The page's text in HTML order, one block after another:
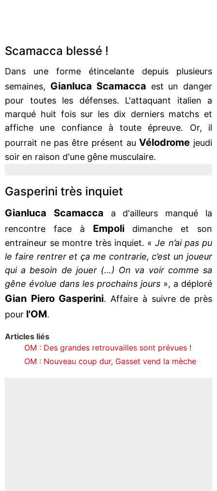
Scamacca blessé !
Dans une forme étincelante depuis plusieurs
semaines, Gianluca Scamacca est un danger
pour toutes les défenses. L'attaquant italien a
marqué huit fois sur les dix derniers matchs et
affiche une confiance à toute épreuve. Or, il
pourrait ne pas être présent auVélodrome jeudi
soir en raison d'une gêne musculaire.
Gasperini très inquiet
Gianluca Scamacca a d'ailleurs manqué la
rencontre face à Empolidimanche et son
entraineur se montre très inquiet. «Je n’ai pas pu
le faire rentrer et ça me contrarie, c’est un joueur
qui a besoin de jouer (…) On va voir comme sa
gêne évolue dans les prochains jours », a déploré
Gian Piero Gasperini. Affaire à suivre de près
pour l'OM.
Articles liés
OM : Des grandes retrouvailles sont prévues !
OM : Nouveau coup dur, Gasset vend la mèche